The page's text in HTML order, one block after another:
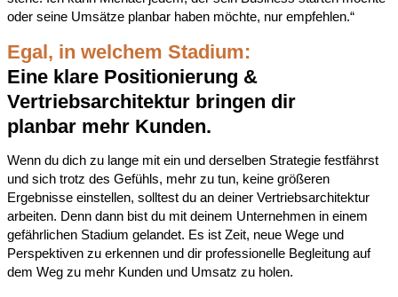
oder seine Umsätze planbar haben möchte, nur empfehlen.“
Egal, in welchem Stadium:
Eine klare Positionierung &
Vertriebsarchitektur bringen dir
planbar mehr Kunden.
Wenn du dich zu lange mit ein und derselben Strategie festfährst
und sich trotz des Gefühls, mehr zu tun, keine größeren
Ergebnisse einstellen, solltest du an deiner Vertriebsarchitektur
arbeiten. Denn dann bist du mit deinem Unternehmen in einem
gefährlichen Stadium gelandet. Es ist Zeit, neue Wege und
Perspektiven zu erkennen und dir professionelle Begleitung auf
dem Weg zu mehr Kunden und Umsatz zu holen.